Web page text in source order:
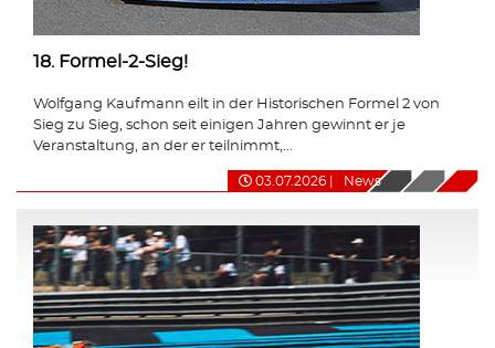
18. Formel-2-Sieg!
Wolfgang Kaufmann eilt in der Historischen Formel 2 von
Sieg zu Sieg, schon seit einigen Jahren gewinnt er je
Veranstaltung, an der er teilnimmt,...
03.07.2026 News